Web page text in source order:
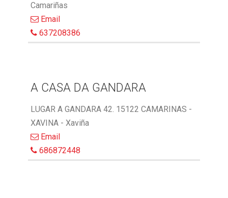
Camariñas
Email
637208386
A CASA DA GANDARA
LUGAR A GANDARA 42. 15122 CAMARINAS -
XAVINA - Xaviña
Email
686872448